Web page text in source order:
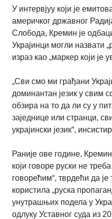
У интервјуу који је
америчког државног
Слобода, Кремин је
Украјинци могли назвати
израз као „маркер који је
„Сви смо ми грађани
доминантан језик у свим
обзира на то да ли су у
заједнице или странци,
украјински језик“,
Раније ове године,
који говоре руски не
говорећим“, тврдећи да
користила „руска
унутрашњих подела у
одлуку Уставног суда из